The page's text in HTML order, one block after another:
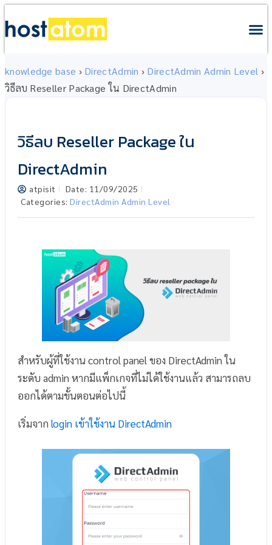
knowledge base › DirectAdmin › DirectAdmin Admin Level ›
วิธีลบ Reseller Package ใน DirectAdmin
วิธีลบ Reseller Package ใน
DirectAdmin
atpisit Date: 11/09/2025
Categories: DirectAdmin Admin Level
สำหรับผู้ที่ใช้งาน control panel ของ DirectAdmin ใน
ระดับ admin หากมีแพ็กเกจที่ไม่ได้ใช้งานแล้ว สามารถลบ
ออกได้ตามขั้นตอนต่อไปนี้
เริ่มจาก login เข้าใช้งาน DirectAdmin